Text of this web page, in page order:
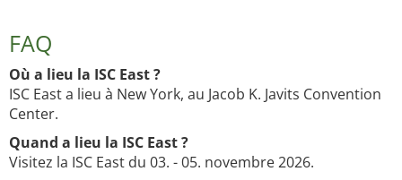
FAQ
Où a lieu la ISC East ?
ISC East a lieu à New York, au Jacob K. Javits Convention
Center.
Quand a lieu la ISC East ?
Visitez la ISC East du 03. - 05. novembre 2026.